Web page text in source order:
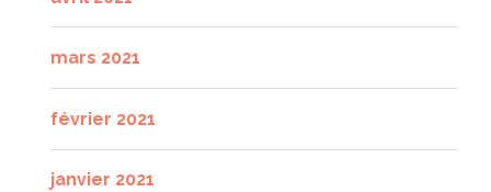
mars 2021
février 2021
janvier 2021